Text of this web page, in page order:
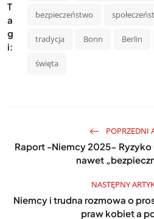
T
a
g
i:
bezpieczeństwo
tradycja Bonn Berlin
święta
POPRZEDNI
Raport -Niemcy 2025-
nawet
NASTĘPNY
Niemcy i trudna rozmowa o
praw kobiet a